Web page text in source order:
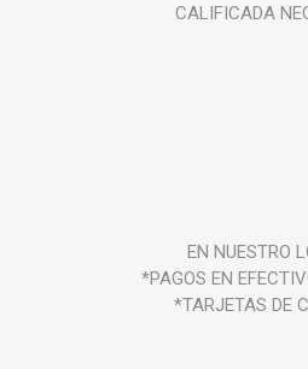
CALIFICADA
EN NUESTRO
*PAGOS EN
*TARJETAS DE